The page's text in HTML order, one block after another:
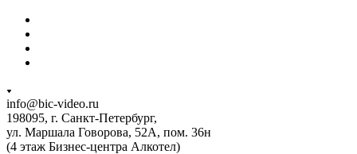
info@bic-video.ru
198095, г. Санкт-Петербург,
ул. Маршала Говорова, 52А, пом. 36н
(4 этаж Бизнес-центра Алкотел)